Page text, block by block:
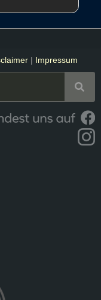
| Impressum